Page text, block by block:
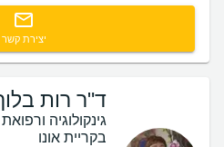
יצירת קשר
ד"ר רות
גינקולוגיה
בקריית אונו